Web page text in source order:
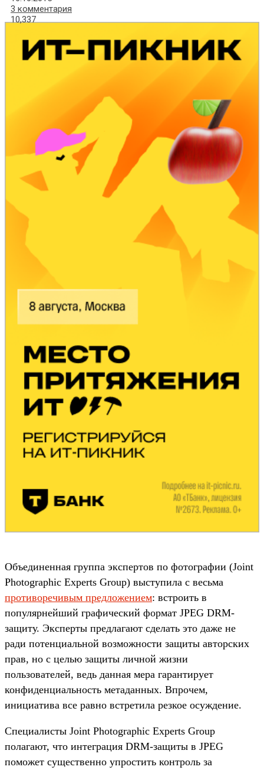
3 комментария
10,337
Объединенная группа экспертов по фотографии (Joint
Photographic Experts Group) выступила с весьма
противоречивым предложением: встроить в
популярнейший графический формат JPEG DRM-
защиту. Эксперты предлагают сделать это даже не
ради потенциальной возможности защиты авторских
прав, но с целью защиты личной жизни
пользователей, ведь данная мера гарантирует
конфиденциальность метаданных. Впрочем,
инициатива все равно встретила резкое осуждение.
Специалисты Joint Photographic Experts Group
полагают, что интеграция DRM-защиты в JPEG
поможет существенно упростить контроль за